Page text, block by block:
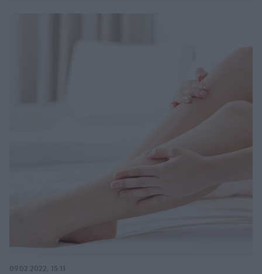
09.02.2022, 15:11